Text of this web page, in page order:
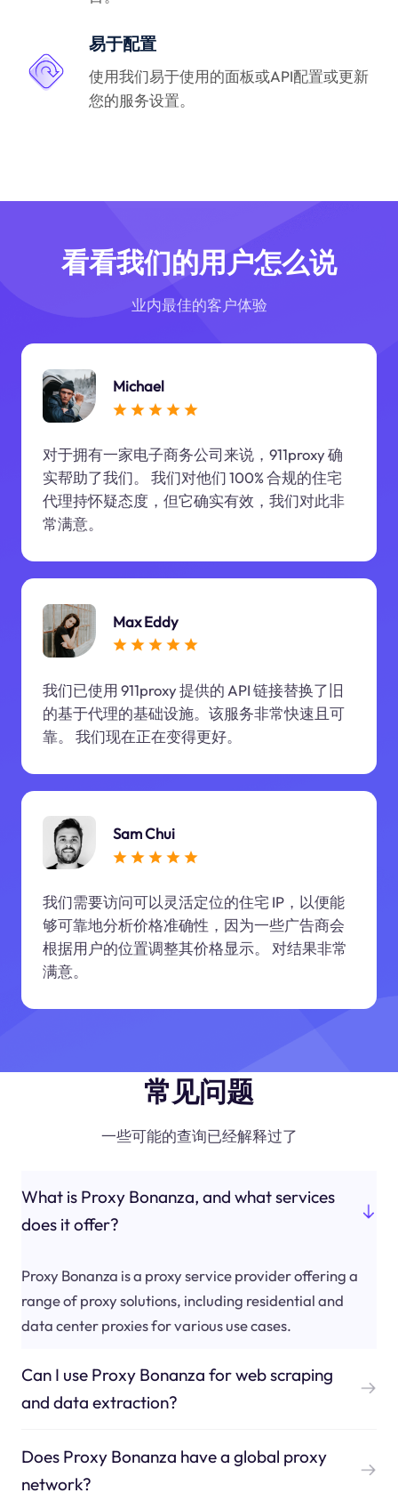
易于配置
使用我们易于使用的面板或API配置或更新
您的服务设置。
看看我们的用户怎么说
业内最佳的客户体验
Michael
对于拥有一家电子商务公司来说，911proxy 确
实帮助了我们。 我们对他们 100% 合规的住宅
代理持怀疑态度，但它确实有效，我们对此非
常满意。
Max Eddy
我们已使用 911proxy 提供的 API 链接替换了旧
的基于代理的基础设施。该服务非常快速且可
靠。 我们现在正在变得更好。
Sam Chui
我们需要访问可以灵活定位的住宅 IP，以便能
够可靠地分析价格准确性，因为一些广告商会
根据用户的位置调整其价格显示。 对结果非常
满意。
常见问题
一些可能的查询已经解释过了
What is Proxy Bonanza, and what services
does it offer?
Proxy Bonanza is a proxy service provider offering a
range of proxy solutions, including residential and
data center proxies for various use cases.
Can I use Proxy Bonanza for web scraping
and data extraction?
Does Proxy Bonanza have a global proxy
network?